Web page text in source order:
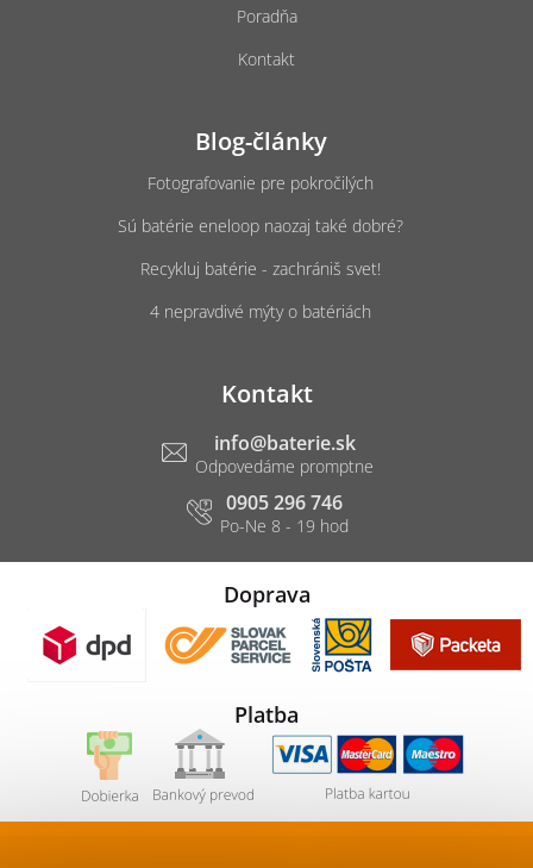
Poradňa
Kontakt
Blog-články
Fotografovanie pre pokročilých
Sú batérie eneloop naozaj také dobré?
Recykluj batérie - zachrániš svet!
4 nepravdivé mýty o batériách
Kontakt
info@baterie.sk
0905 296 746
Doprava
Platba